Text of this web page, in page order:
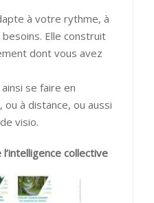
à votre rythme, à
Elle construit
dont vous avez
se faire en
à distance, ou aussi
visio.
collective